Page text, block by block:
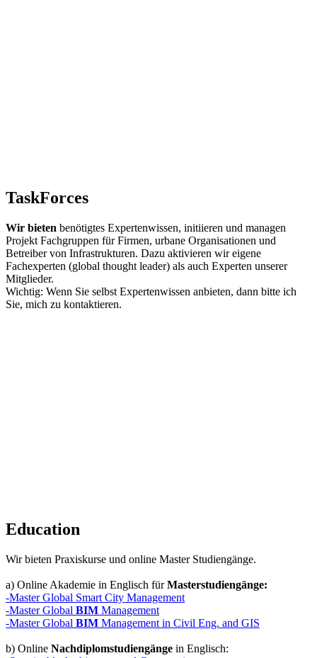
TaskForces
Wir bieten benötigtes Expertenwissen, initiieren und managen
Projekt Fachgruppen für Firmen, urbane Organisationen und
Betreiber von Infrastrukturen. Dazu aktivieren wir eigene
Fachexperten (global thought leader) als auch Experten unserer
Mitglieder.
Wichtig: Wenn Sie selbst Expertenwissen anbieten, dann bitte ich
Sie, mich zu kontaktieren.
Education
Wir bieten Praxiskurse und online Master Studiengänge.
a) Online Akademie in Englisch fürMasterstudiengänge:
-Master Global Smart City Management
-Master Global BIM Management
-Master Global BIM Management in Civil Eng. and GIS
b) Online Nachdiplomstudiengänge in Englisch: